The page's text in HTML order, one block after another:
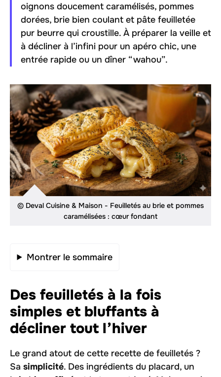
oignons doucement caramélisés, pommes
dorées, brie bien coulant et pâte feuilletée
pur beurre qui croustille. À préparer la veille et
à décliner à l’infini pour un apéro chic, une
entrée rapide ou un dîner “wahou”.
© Deval Cuisine & Maison - Feuilletés au brie et pommes
caramélisées : cœur fondant
Montrer le sommaire
Des feuilletés à la fois
simples et bluffants à
décliner tout l’hiver
Le grand atout de cette recette de feuilletés ?
Sa simplicité. Des ingrédients du placard, un